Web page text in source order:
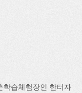
학습체험장인 한터자